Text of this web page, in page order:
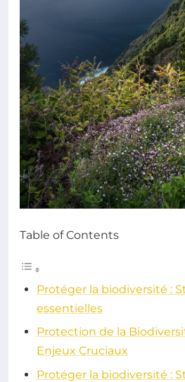
Table of Contents
Protéger la biodiversité :
essentielles
Protection de la
Enjeux Cruciaux
Protéger la biodiversité :